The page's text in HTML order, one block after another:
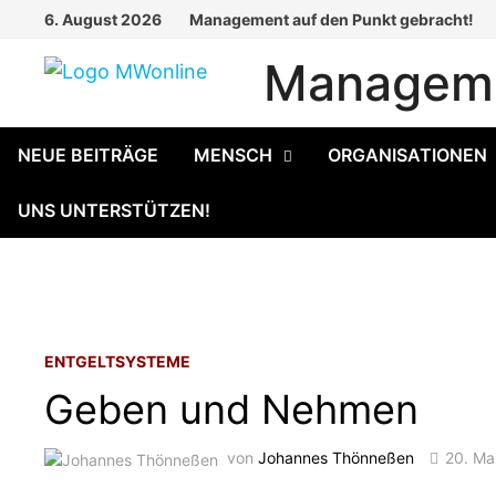
springen
6. August 2026 Management auf den Punkt gebracht!
NEUE BEITRÄGE MENSCH ORGANISATIONEN
UNS UNTERSTÜTZEN!
ENTGELTSYSTEME
Geben und Nehmen
vonJohannes Thönneßen 20.